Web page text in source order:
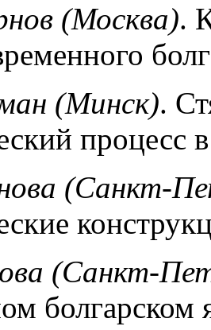
(Москва).
(Минск).
процесс
(Санкт-
(Санкт-
болгарском